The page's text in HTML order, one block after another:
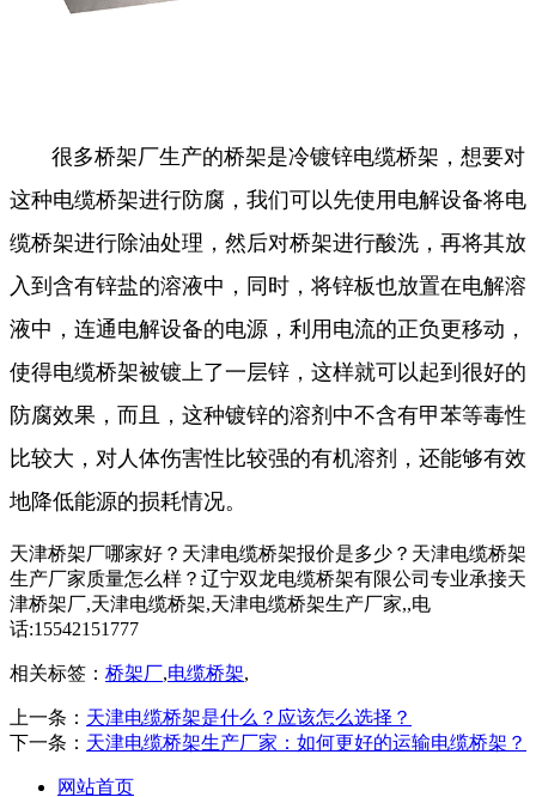
很多桥架厂生产的桥架是冷镀锌电缆桥架，想要对
这种电缆桥架进行防腐，我们可以先使用电解设备将电
缆桥架进行除油处理，然后对桥架进行酸洗，再将其放
入到含有锌盐的溶液中，同时，将锌板也放置在电解溶
液中，连通电解设备的电源，利用电流的正负更移动，
使得电缆桥架被镀上了一层锌，这样就可以起到很好的
防腐效果，而且，这种镀锌的溶剂中不含有甲苯等毒性
比较大，对人体伤害性比较强的有机溶剂，还能够有效
地降低能源的损耗情况。
天津桥架厂哪家好？天津电缆桥架报价是多少？天津电缆桥架
生产厂家质量怎么样？辽宁双龙电缆桥架有限公司专业承接天
津桥架厂,天津电缆桥架,天津电缆桥架生产厂家,,电
话:15542151777
相关标签： 桥架厂,电缆桥架,
上一条： 天津电缆桥架是什么？应该怎么选择？
下一条： 天津电缆桥架生产厂家：如何更好的运输电缆桥架？
网站首页